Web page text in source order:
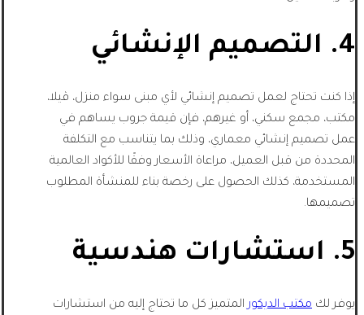
4. التصميم الإنشائي
إذا كنت تحتاج لعمل تصميم إنشائي لأي مبنى سواء منزل، ڤيلا،
مكتب، مجمع سكني، أو غيرهم، فإن قيمة جروب يساهم في
عمل تصميم إنشائي معماري، وذلك بما يتناسب مع التكلفة
المحددة من قبل العميل، مراعاة الأسعار وفقًا للأكواد العالمية
المستخدمة، كذلك الحصول على رخصة بناء للمنشأة المطلوب
تصميمها.
5. استشارات هندسية
يوفر لك مكتب الديكورالمتميز كل ما تحتاج إليه من استشارات